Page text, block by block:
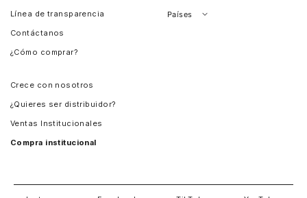
Línea de transparencia
Contáctanos
¿Cómo comprar?
Países
Crece con nosotros
¿Quieres ser distribuidor?
Ventas Institucionales
Compra institucional